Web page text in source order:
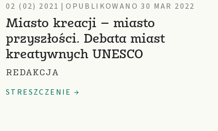
02 (02) 2021 | OPUBLIKOWANO 30 MAR 2022
Miasto kreacji – miasto
przyszłości. Debata miast
kreatywnych UNESCO
REDAKCJA
STRESZCZENIE →